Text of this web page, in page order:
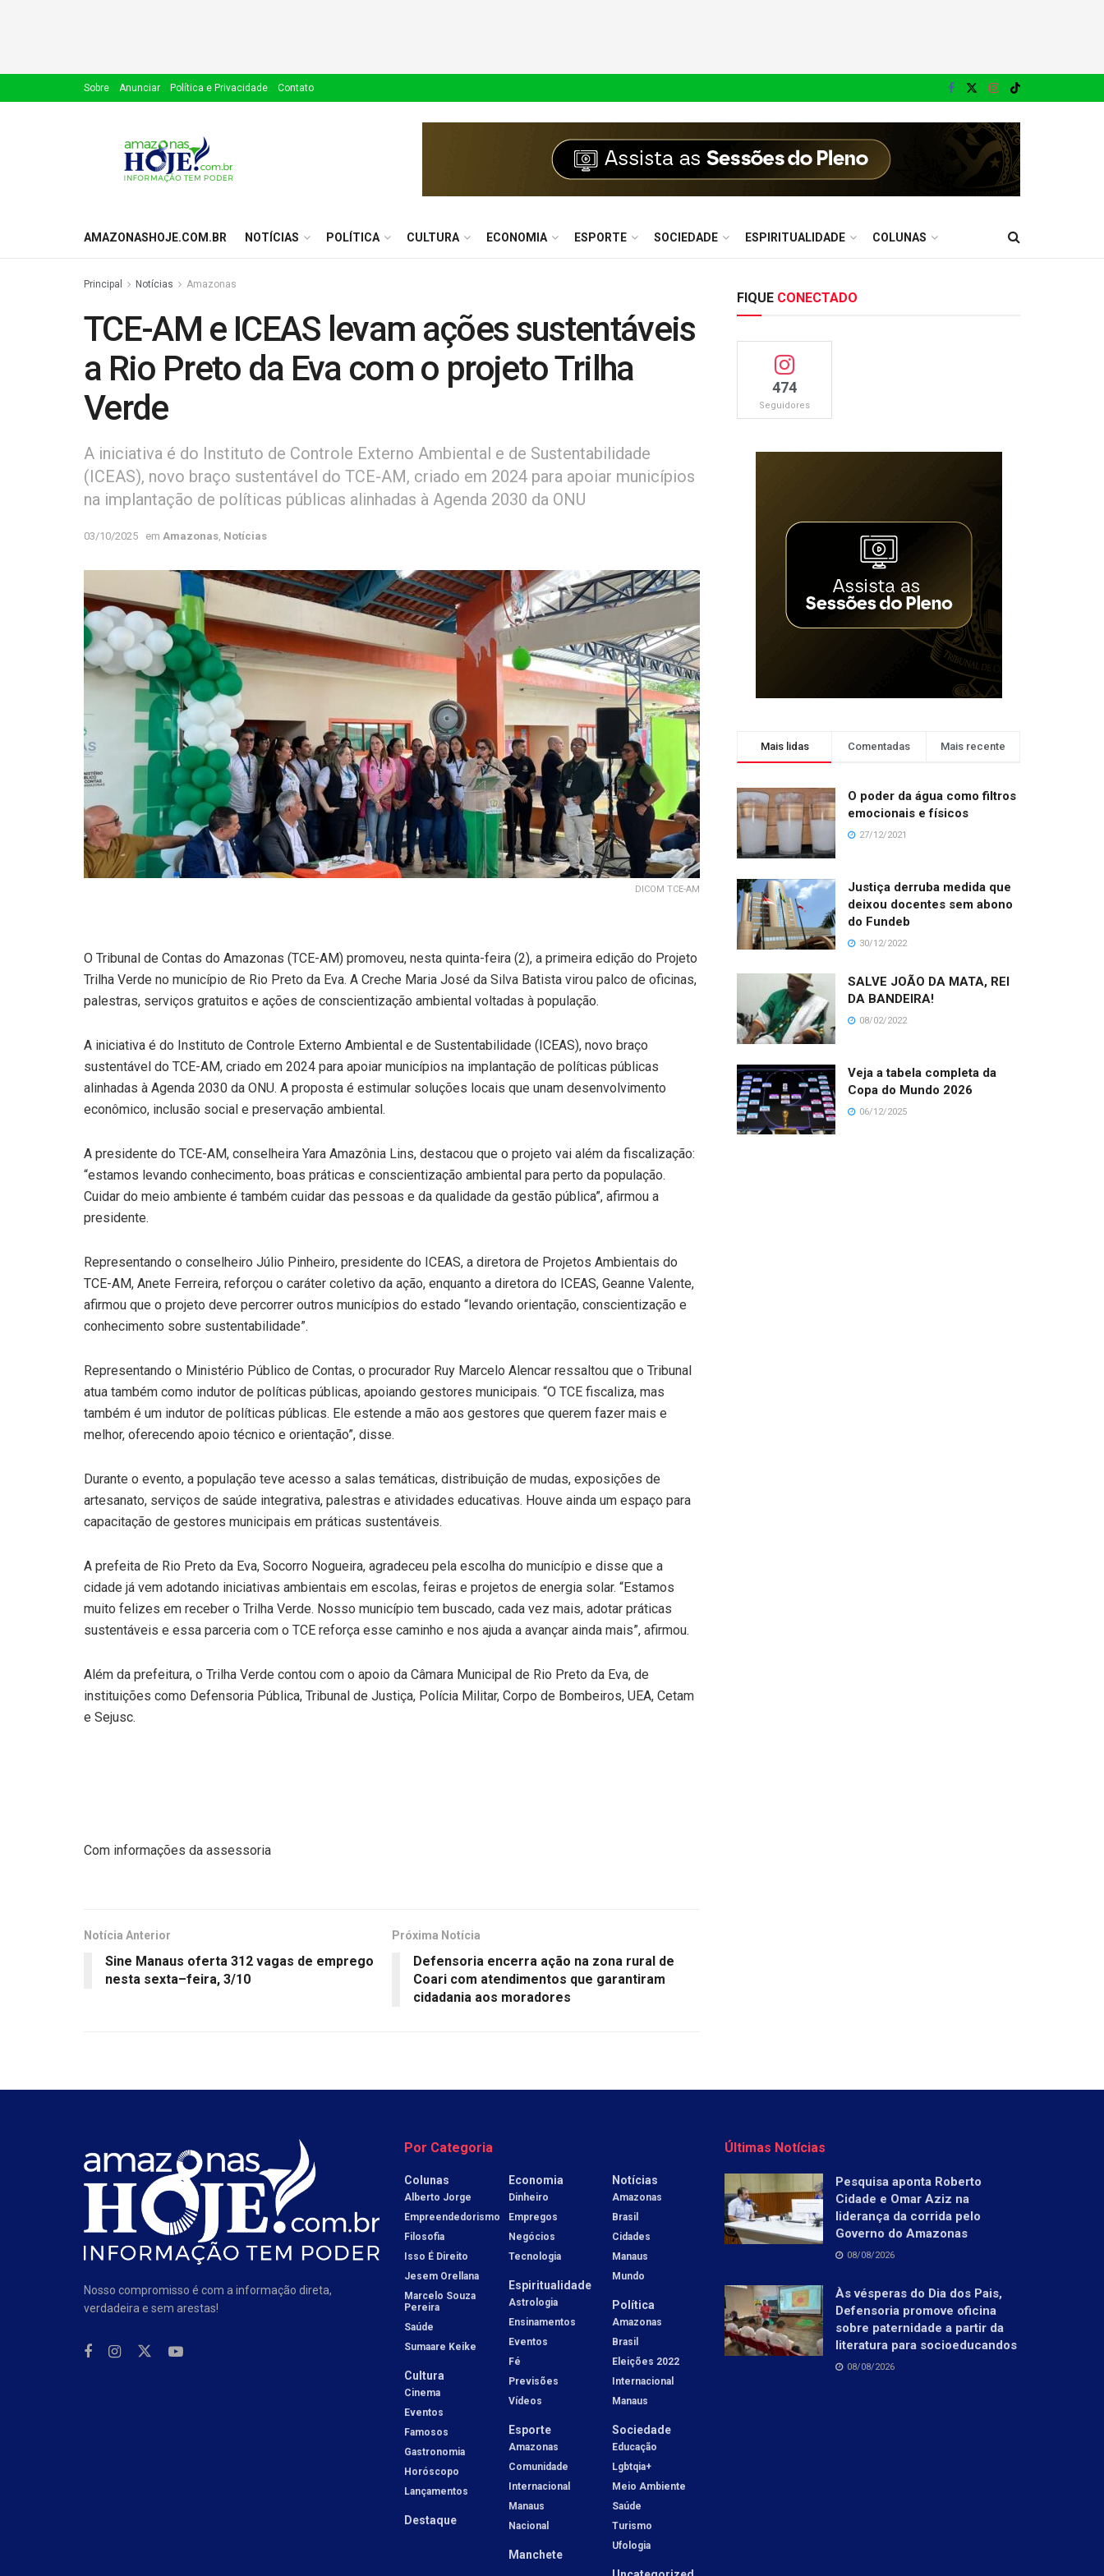
Sobre Anunciar Política e Privacidade Contato
AMAZONASHOJE.COM.BR NOTÍCIAS POLÍTICA CULTURA ECONOMIA ESPORTE SOCIEDADE ESPIRITUALIDADE COLUNAS
Principal Notícias Amazonas
TCE-AM e ICEAS levam ações sustentáveis
a Rio Preto da Eva com o projeto Trilha
Verde
A iniciativa é do Instituto de Controle Externo Ambiental e de Sustentabilidade
(ICEAS), novo braço sustentável do TCE-AM, criado em 2024 para apoiar municípios
na implantação de políticas públicas alinhadas à Agenda 2030 da ONU
03/10/2025 em Amazonas Notícias
DICOM TCE-AM
O Tribunal de Contas do Amazonas (TCE-AM) promoveu, nesta quinta-feira (2), a primeira edição do Projeto
Trilha Verde no município de Rio Preto da Eva. A Creche Maria José da Silva Batista virou palco de oficinas,
palestras, serviços gratuitos e ações de conscientização ambiental voltadas à população.
A iniciativa é do Instituto de Controle Externo Ambiental e de Sustentabilidade (ICEAS), novo braço
sustentável do TCE-AM, criado em 2024 para apoiar municípios na implantação de políticas públicas
alinhadas à Agenda 2030 da ONU. A proposta é estimular soluções locais que unam desenvolvimento
econômico, inclusão social e preservação ambiental.
A presidente do TCE-AM, conselheira Yara Amazônia Lins, destacou que o projeto vai além da fiscalização:
“estamos levando conhecimento, boas práticas e conscientização ambiental para perto da população.
Cuidar do meio ambiente é também cuidar das pessoas e da qualidade da gestão pública”, afirmou a
presidente.
Representando o conselheiro Júlio Pinheiro, presidente do ICEAS, a diretora de Projetos Ambientais do
TCE-AM, Anete Ferreira, reforçou o caráter coletivo da ação, enquanto a diretora do ICEAS, Geanne Valente,
afirmou que o projeto deve percorrer outros municípios do estado “levando orientação, conscientização e
conhecimento sobre sustentabilidade”.
Representando o Ministério Público de Contas, o procurador Ruy Marcelo Alencar ressaltou que o Tribunal
atua também como indutor de políticas públicas, apoiando gestores municipais. “O TCE fiscaliza, mas
também é um indutor de políticas públicas. Ele estende a mão aos gestores que querem fazer mais e
melhor, oferecendo apoio técnico e orientação”, disse.
Durante o evento, a população teve acesso a salas temáticas, distribuição de mudas, exposições de
artesanato, serviços de saúde integrativa, palestras e atividades educativas. Houve ainda um espaço para
capacitação de gestores municipais em práticas sustentáveis.
A prefeita de Rio Preto da Eva, Socorro Nogueira, agradeceu pela escolha do município e disse que a
cidade já vem adotando iniciativas ambientais em escolas, feiras e projetos de energia solar. “Estamos
muito felizes em receber o Trilha Verde. Nosso município tem buscado, cada vez mais, adotar práticas
sustentáveis e essa parceria com o TCE reforça esse caminho e nos ajuda a avançar ainda mais”, afirmou.
Além da prefeitura, o Trilha Verde contou com o apoio da Câmara Municipal de Rio Preto da Eva, de
instituições como Defensoria Pública, Tribunal de Justiça, Polícia Militar, Corpo de Bombeiros, UEA, Cetam
e Sejusc.
Com informações da assessoria
Notícia Anterior
Sine Manaus oferta 312 vagas de emprego
nesta sexta–feira, 3/10
Próxima Notícia
Defensoria encerra ação na zona rural de
Coari com atendimentos que garantiram
cidadania aos moradores
FIQUE CONECTADO
474
Seguidores
Mais lidas Comentadas Mais recente
O poder da água como filtros
emocionais e físicos
27/12/2021
Justiça derruba medida que
deixou docentes sem abono
do Fundeb
30/12/2022
SALVE JOÃO DA MATA, REI
DA BANDEIRA!
08/02/2022
Veja a tabela completa da
Copa do Mundo 2026
06/12/2025
Nosso compromisso é com a informação direta,
verdadeira e sem arestas!
Por Categoria
Colunas
Alberto Jorge
Empreendedorismo
Filosofia
Isso É Direito
Jesem Orellana
Marcelo Souza
Pereira
Saúde
Sumaare Keike
Cultura
Cinema
Eventos
Famosos
Gastronomia
Horóscopo
Lançamentos
Destaque
Economia
Dinheiro
Empregos
Negócios
Tecnologia
Espiritualidade
Astrologia
Ensinamentos
Eventos
Fé
Previsões
Vídeos
Esporte
Amazonas
Comunidade
Internacional
Manaus
Nacional
Manchete
Notícias
Amazonas
Brasil
Cidades
Manaus
Mundo
Política
Amazonas
Brasil
Eleições 2022
Internacional
Manaus
Sociedade
Educação
Lgbtqia+
Meio Ambiente
Saúde
Turismo
Ufologia
Últimas Notícias
Pesquisa aponta Roberto
Cidade e Omar Aziz na
liderança da corrida pelo
Governo do Amazonas
08/08/2026
Às vésperas do Dia dos Pais,
Defensoria promove oficina
sobre paternidade a partir da
literatura para socioeducandos
08/08/2026